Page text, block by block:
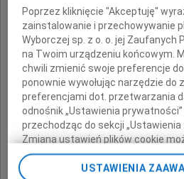
VI Liceum
w
Poprzez kliknięcie "Akceptuję"
zainstalowanie i przechowywanie
Wyborczej sp. z o. o. jej Zaufanych
na Twoim urządzeniu końcowym.
chwili zmienić swoje preferencje
ponownie wywołując narzędzie do
preferencjami dot. przetwarzania
odnośnik „Ustawienia
przechodząc do sekcji „Ustawienia
Zmiana ustawień plików cookie
pomocą ustawień przeglądarki.
USTAWIENIA